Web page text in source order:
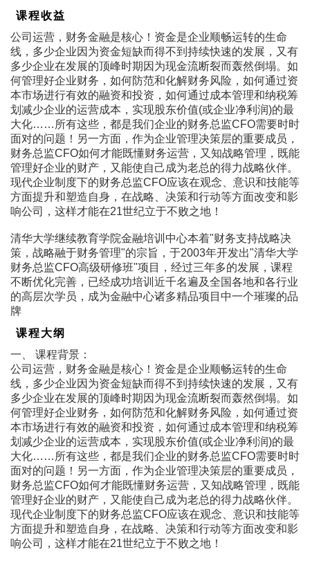
课程收益
公司运营，财务金融是核心！资金是企业顺畅运转的生命
线，多少企业因为资金短缺而得不到持续快速的发展，又有
多少企业在发展的顶峰时期因为现金流断裂而轰然倒塌。如
何管理好企业财务，如何防范和化解财务风险，如何通过资
本市场进行有效的融资和投资，如何通过成本管理和纳税筹
划减少企业的运营成本，实现股东价值(或企业净利润)的最
大化……所有这些，都是我们企业的财务总监CFO需要时时
面对的问题！另一方面，作为企业管理决策层的重要成员，
财务总监CFO如何才能既懂财务运营，又知战略管理，既能
管理好企业的财产，又能使自己成为老总的得力战略伙伴。
现代企业制度下的财务总监CFO应该在观念、意识和技能等
方面提升和塑造自身，在战略、决策和行动等方面改变和影
响公司，这样才能在21世纪立于不败之地！
清华大学继续教育学院金融培训中心本着"财务支持战略决
策，战略融于财务管理"的宗旨，于2003年开发出"清华大学
财务总监CFO高级研修班"项目，经过三年多的发展，课程
不断优化完善，已经成功培训近千名遍及全国各地和各行业
的高层次学员，成为金融中心诸多精品项目中一个璀璨的品
牌
课程大纲
一、 课程背景：
公司运营，财务金融是核心！资金是企业顺畅运转的生命
线，多少企业因为资金短缺而得不到持续快速的发展，又有
多少企业在发展的顶峰时期因为现金流断裂而轰然倒塌。如
何管理好企业财务，如何防范和化解财务风险，如何通过资
本市场进行有效的融资和投资，如何通过成本管理和纳税筹
划减少企业的运营成本，实现股东价值(或企业净利润)的最
大化……所有这些，都是我们企业的财务总监CFO需要时时
面对的问题！另一方面，作为企业管理决策层的重要成员，
财务总监CFO如何才能既懂财务运营，又知战略管理，既能
管理好企业的财产，又能使自己成为老总的得力战略伙伴。
现代企业制度下的财务总监CFO应该在观念、意识和技能等
方面提升和塑造自身，在战略、决策和行动等方面改变和影
响公司，这样才能在21世纪立于不败之地！